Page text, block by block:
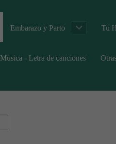
Embarazo y Parto Tu
Música - Letra de canciones